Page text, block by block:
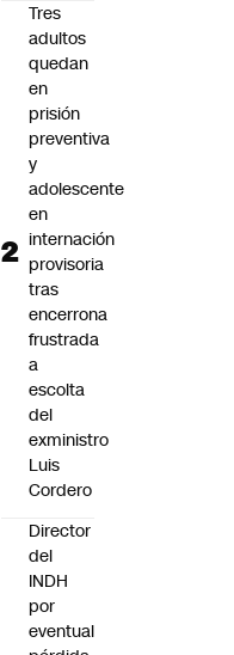
Tres
adultos
quedan
en
prisión
preventiva
y
adolescente
en
internación
provisoria
tras
encerrona
frustrada
a
escolta
del
exministro
Luis
Cordero
Director
del
INDH
por
eventual